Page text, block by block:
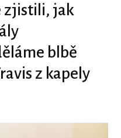
zjistili, jak
blbě
z kapely